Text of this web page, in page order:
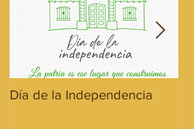
Día de la Independencia